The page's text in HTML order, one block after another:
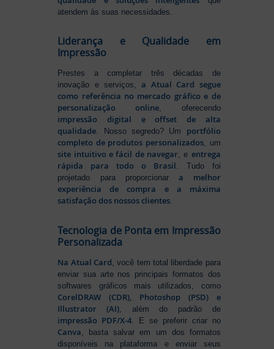
atendem às suas necessidades.
Liderança e Qualidade em
Impressão
Prestes a completar três décadas de
inovação e serviços,a Atual Card segue
como referência no mercado gráfico e de
personalização online, oferecendo
impressão digital e offset de alta
qualidade. Nosso segredo? Um portfólio
completo de produtos personalizados, um
site intuitivo e fácil de navegar, e entrega
rápida para todo o Brasil. Tudo foi
projetado para proporcionara melhor
experiência de compra e a máxima
satisfação dos nossos clientes.
Tecnologia de Ponta em Impressão
Personalizada
Na Atual Card , você tem total liberdade para
enviar sua arte nos principais formatos dos
softwares gráficos mais utilizados, como
CorelDRAW (CDR), Photoshop (PSD) e
Illustrator (AI) , além do padrão de
impressão PDF/X-4 . E se preferir criar no
Canva , basta salvar em um dos formatos
disponíveis na plataforma e enviar seus